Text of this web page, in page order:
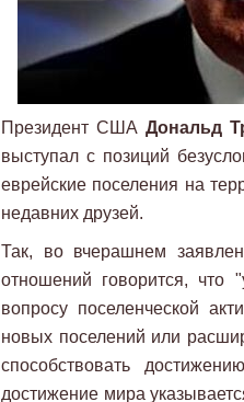
Президент СШАДональд
выступал с позиций
еврейские поселения на
недавних друзей.
Так, во вчерашнем
отношений говорится, что
вопросу поселенческой
новых поселений или
способствовать
достижение мира